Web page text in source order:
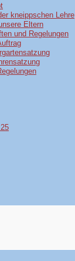
kneippschen Lehre
Eltern
und Regelungen